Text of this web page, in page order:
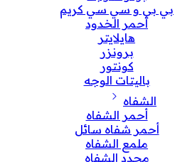
بي بي و سي سي كريم
أحمر الخدود
هايلايتر
برونزر
كونتور
باليتات الوجه
الشفاه
أحمر الشفاه
أحمر شفاه سائل
ملمع الشفاه
محدد الشفاه